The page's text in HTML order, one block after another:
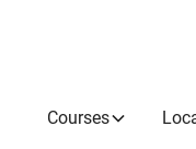
Courses